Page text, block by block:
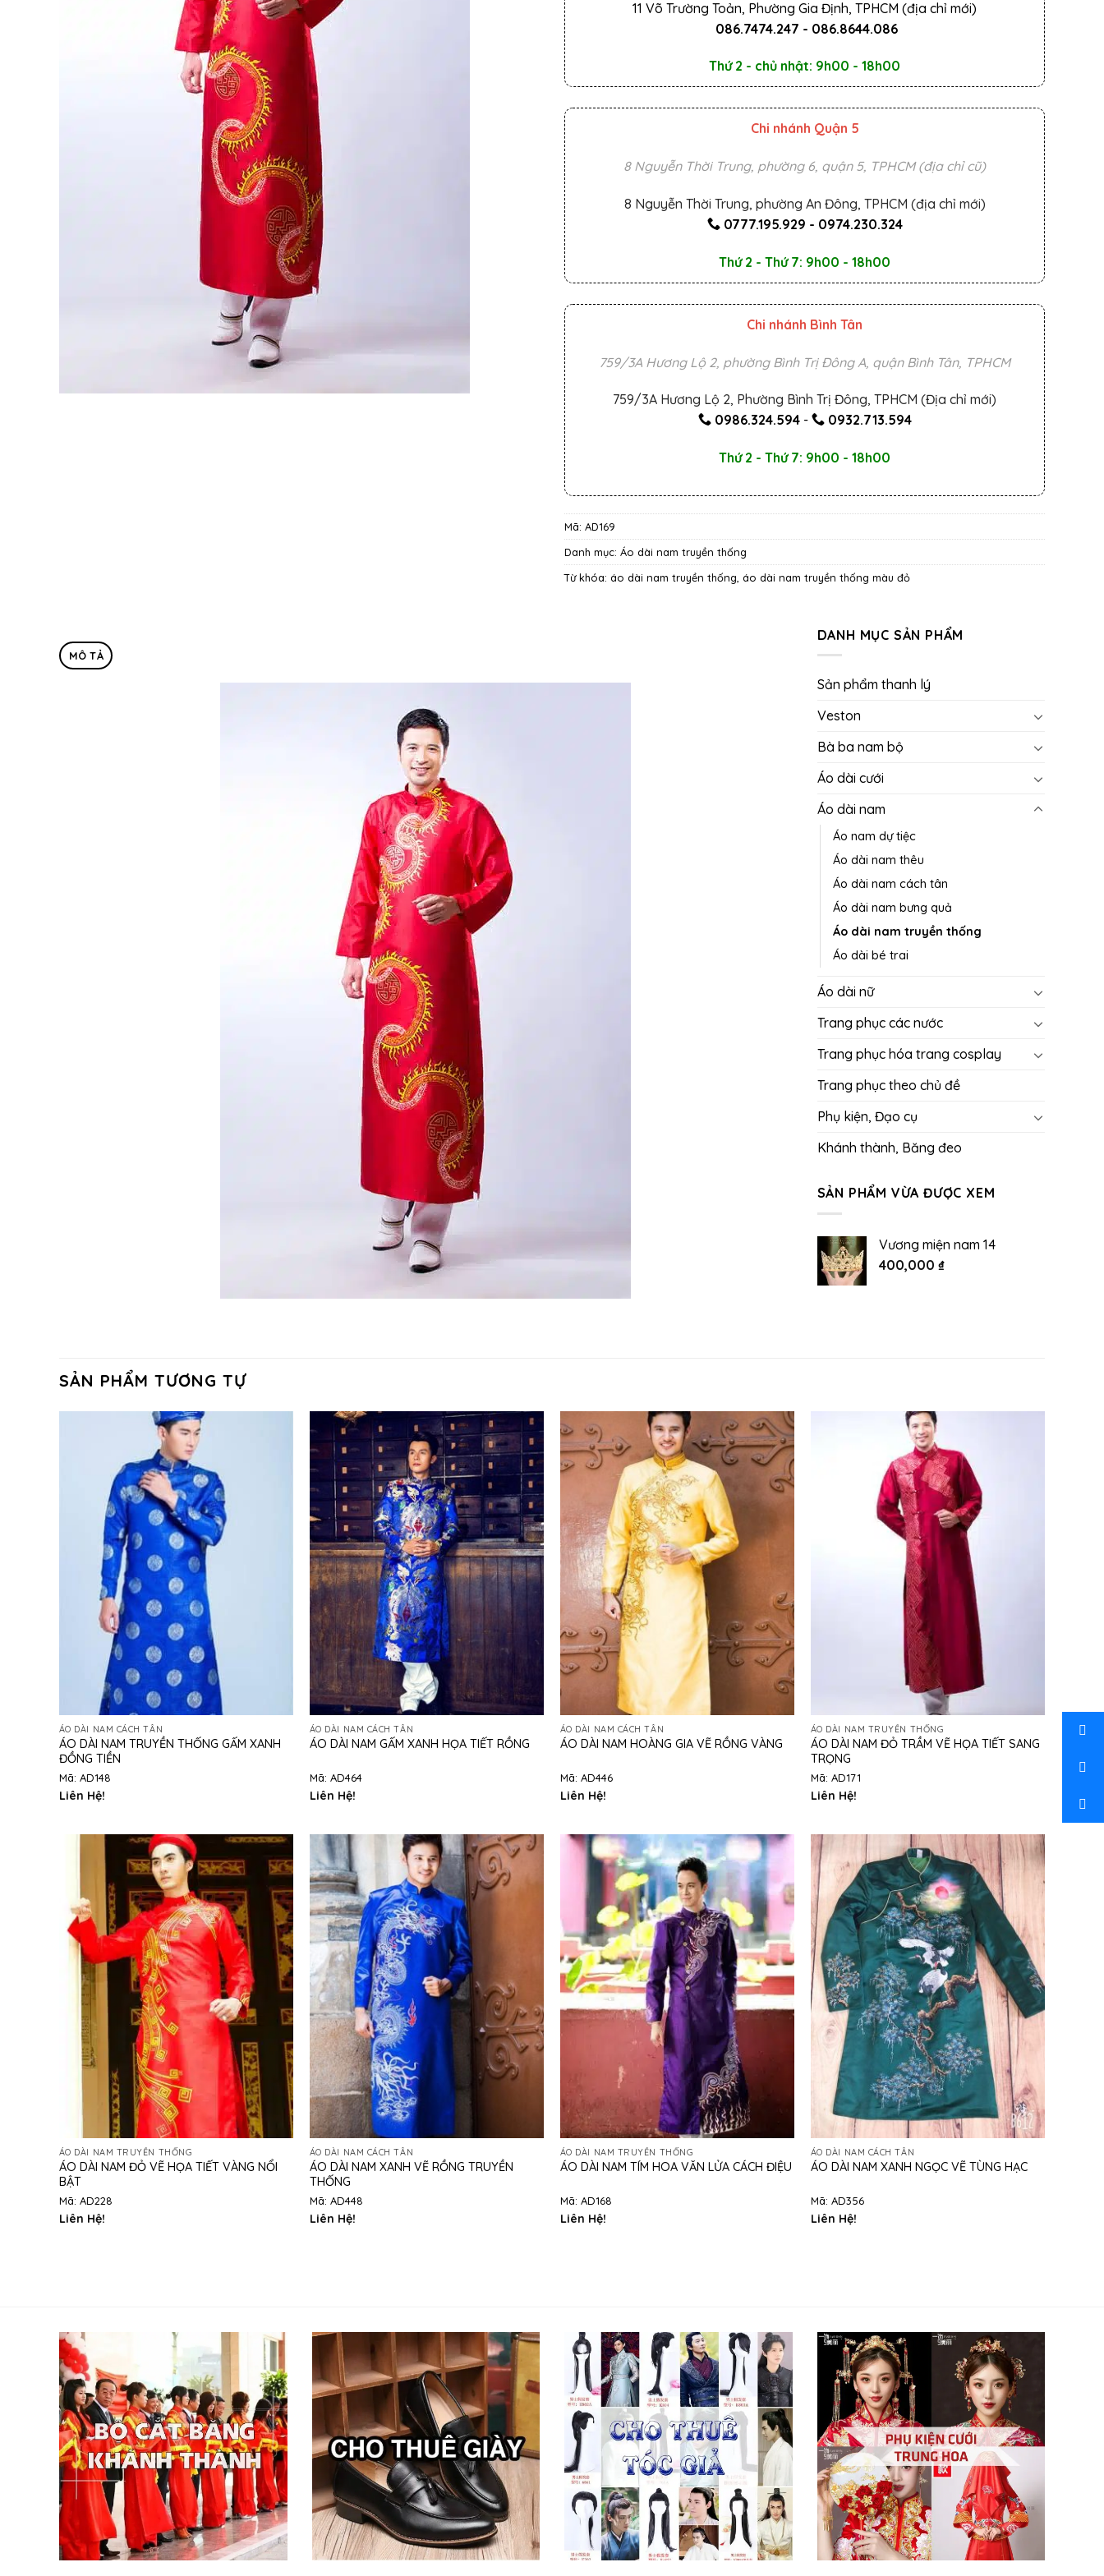
11 Võ Trường Toản, Phường Gia Định, TPHCM (địa chỉ mới)
086.7474.247 - 086.8644.086
Thứ 2 - chủ nhật: 9h00 - 18h00
Chi nhánh Quận 5
8 Nguyễn Thời Trung, phường 6, quận 5, TPHCM (địa chỉ cũ)
8 Nguyễn Thời Trung, phường An Đông, TPHCM (địa chỉ mới)
0777.195.929 - 0974.230.324
Thứ 2 - Thứ 7: 9h00 - 18h00
Chi nhánh Bình Tân
759/3A Hương Lộ 2, phường Bình Trị Đông A, quận Bình Tân, TPHCM
759/3A Hương Lộ 2, Phường Bình Trị Đông, TPHCM (Địa chỉ mới)
0986.324.594- 0932.713.594
Thứ 2 - Thứ 7: 9h00 - 18h00
Mã: AD169
Danh mục: Áo dài nam truyền thống
Từ khóa: áo dài nam truyền thống áo dài nam truyền thống màu đỏ
MÔ TẢ
DANH MỤC SẢN PHẨM
Sản phẩm thanh lý
Veston
Bà ba nam bộ
Áo dài cưới
Áo dài nam
Áo nam dự tiệc
Áo dài nam thêu
Áo dài nam cách tân
Áo dài nam bưng quả
Áo dài nam truyền thống
Áo dài bé trai
Áo dài nữ
Trang phục các nước
Trang phục hóa trang cosplay
Trang phục theo chủ đề
Phụ kiện, Đạo cụ
Khánh thành, Băng đeo
SẢN PHẨM VỪA ĐƯỢC XEM
Vương miện nam 14
400,000 ₫
SẢN PHẨM TƯƠNG TỰ
ÁO DÀI NAM CÁCH TÂN
ÁO DÀI NAM TRUYỀN THỐNG GẤM XANH
ĐỒNG TIỀN
Mã: AD148
Liên Hệ!
ÁO DÀI NAM CÁCH TÂN
ÁO DÀI NAM GẤM XANH HỌA TIẾT RỒNG
Mã: AD464
Liên Hệ!
ÁO DÀI NAM CÁCH TÂN
ÁO DÀI NAM HOÀNG GIA VẼ RỒNG VÀNG
Mã: AD446
Liên Hệ!
ÁO DÀI NAM TRUYỀN THỐNG
ÁO DÀI NAM ĐỎ TRẦM VẼ HỌA TIẾT SANG
TRỌNG
Mã: AD171
Liên Hệ!
ÁO DÀI NAM TRUYỀN THỐNG
ÁO DÀI NAM ĐỎ VẼ HỌA TIẾT VÀNG NỔI
BẬT
Mã: AD228
Liên Hệ!
ÁO DÀI NAM CÁCH TÂN
ÁO DÀI NAM XANH VẼ RỒNG TRUYỀN
THỐNG
Mã: AD448
Liên Hệ!
ÁO DÀI NAM TRUYỀN THỐNG
ÁO DÀI NAM TÍM HOA VĂN LỬA CÁCH ĐIỆU
Mã: AD168
Liên Hệ!
ÁO DÀI NAM CÁCH TÂN
ÁO DÀI NAM XANH NGỌC VẼ TÙNG HẠC
Mã: AD356
Liên Hệ!